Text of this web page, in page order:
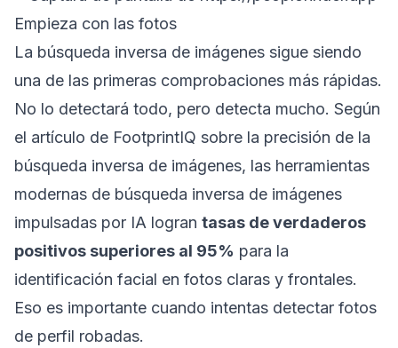
Empieza con las fotos
La búsqueda inversa de imágenes sigue siendo
una de las primeras comprobaciones más rápidas.
No lo detectará todo, pero detecta mucho. Según
el artículo de FootprintIQ sobre la precisión de la
búsqueda inversa de imágenes, las herramientas
modernas de búsqueda inversa de imágenes
impulsadas por IA logran tasas de verdaderos
positivos superiores al 95% para la
identificación facial en fotos claras y frontales.
Eso es importante cuando intentas detectar fotos
de perfil robadas.